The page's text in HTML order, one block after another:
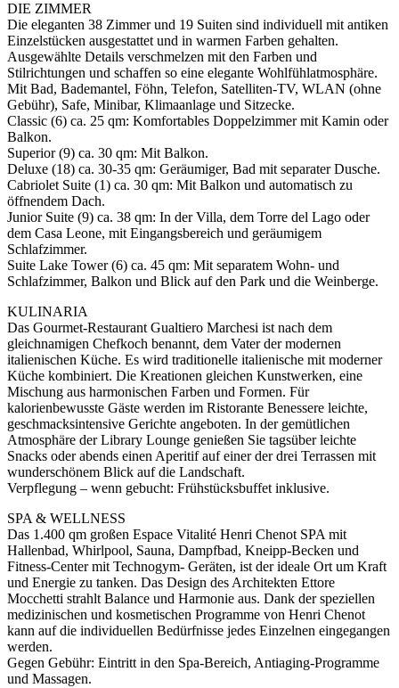
DIE ZIMMER
Die eleganten 38 Zimmer und 19 Suiten sind individuell mit antiken
Einzelstücken ausgestattet und in warmen Farben gehalten.
Ausgewählte Details verschmelzen mit den Farben und
Stilrichtungen und schaffen so eine elegante Wohlfühlatmosphäre.
Mit Bad, Bademantel, Föhn, Telefon, Satelliten-TV, WLAN (ohne
Gebühr), Safe, Minibar, Klimaanlage und Sitzecke.
Classic (6) ca. 25 qm: Komfortables Doppelzimmer mit Kamin oder
Balkon.
Superior (9) ca. 30 qm: Mit Balkon.
Deluxe (18) ca. 30-35 qm: Geräumiger, Bad mit separater Dusche.
Cabriolet Suite (1) ca. 30 qm: Mit Balkon und automatisch zu
öffnendem Dach.
Junior Suite (9) ca. 38 qm: In der Villa, dem Torre del Lago oder
dem Casa Leone, mit Eingangsbereich und geräumigem
Schlafzimmer.
Suite Lake Tower (6) ca. 45 qm: Mit separatem Wohn- und
Schlafzimmer, Balkon und Blick auf den Park und die Weinberge.
KULINARIA
Das Gourmet-Restaurant Gualtiero Marchesi ist nach dem
gleichnamigen Chefkoch benannt, dem Vater der modernen
italienischen Küche. Es wird traditionelle italienische mit moderner
Küche kombiniert. Die Kreationen gleichen Kunstwerken, eine
Mischung aus harmonischen Farben und Formen. Für
kalorienbewusste Gäste werden im Ristorante Benessere leichte,
geschmacksintensive Gerichte angeboten. In der gemütlichen
Atmosphäre der Library Lounge genießen Sie tagsüber leichte
Snacks oder abends einen Aperitif auf einer der drei Terrassen mit
wunderschönem Blick auf die Landschaft.
Verpflegung – wenn gebucht: Frühstücksbuffet inklusive.
SPA & WELLNESS
Das 1.400 qm großen Espace Vitalité Henri Chenot SPA mit
Hallenbad, Whirlpool, Sauna, Dampfbad, Kneipp-Becken und
Fitness-Center mit Technogym- Geräten, ist der ideale Ort um Kraft
und Energie zu tanken. Das Design des Architekten Ettore
Mocchetti strahlt Balance und Harmonie aus. Dank der speziellen
medizinischen und kosmetischen Programme von Henri Chenot
kann auf die individuellen Bedürfnisse jedes Einzelnen eingegangen
werden.
Gegen Gebühr: Eintritt in den Spa-Bereich, Antiaging-Programme
und Massagen.